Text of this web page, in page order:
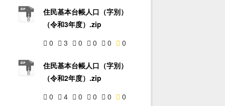
住民基本台帳人口（字別）
（令和3年度）.zip
0
3 0 0 0 0
住民基本台帳人口（字別）
（令和2年度）.zip
0
4 0 0 0 0